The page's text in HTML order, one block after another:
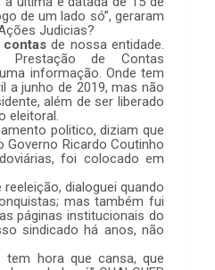
de um lado só”, geraram
Judicias?
de nossa entidade.
de Contas
informação. Onde tem
a junho de 2019, mas não
além de ser liberado
eleitoral.
politico, diziam que
Ricardo Coutinho
foi colocado em
dialoguei quando
mas também fui
páginas institucionais do
sindicado há anos, não
hora que cansa, que